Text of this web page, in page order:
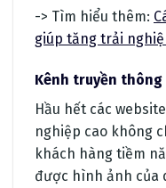
-> Tìm hiểu thêm:
giúp tăng trải
Kênh truyền
Hầu hết các
nghiệp cao không
khách hàng tiềm
được hình ảnh của